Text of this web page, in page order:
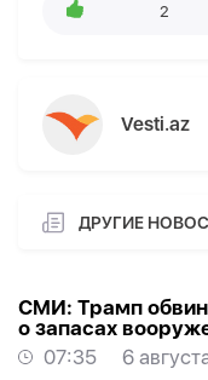
2
Vesti.az
ДРУГИЕ
СМИ: Трамп
о запасах
07:35
6